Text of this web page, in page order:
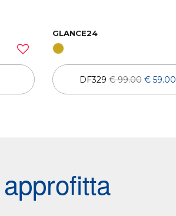
GLANCE24
DF329€ 99.00 € 59.00